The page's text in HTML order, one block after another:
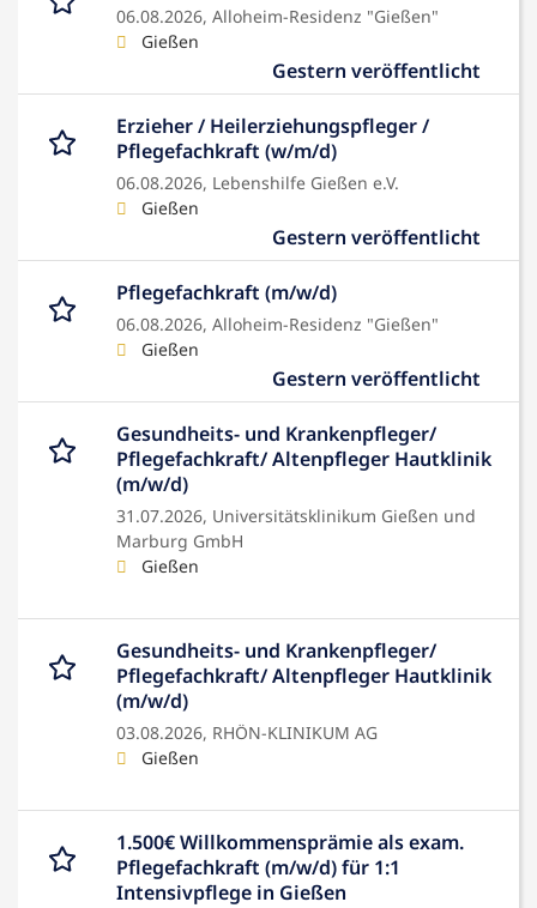
06.08.2026, Alloheim-Residenz "Gießen"
Gießen
Gestern veröffentlicht
Erzieher / Heilerziehungspfleger /
Pflegefachkraft (w/m/d)
06.08.2026, Lebenshilfe Gießen e.V.
Gießen
Gestern veröffentlicht
Pflegefachkraft (m/w/d)
06.08.2026, Alloheim-Residenz "Gießen"
Gießen
Gestern veröffentlicht
Gesundheits- und Krankenpfleger/
Pflegefachkraft/ Altenpfleger Hautklinik
(m/w/d)
31.07.2026, Universitätsklinikum Gießen und
Marburg GmbH
Gießen
Gesundheits- und Krankenpfleger/
Pflegefachkraft/ Altenpfleger Hautklinik
(m/w/d)
03.08.2026, RHÖN-KLINIKUM AG
Gießen
1.500€ Willkommensprämie als exam.
Pflegefachkraft (m/w/d) für 1:1
Intensivpflege in Gießen